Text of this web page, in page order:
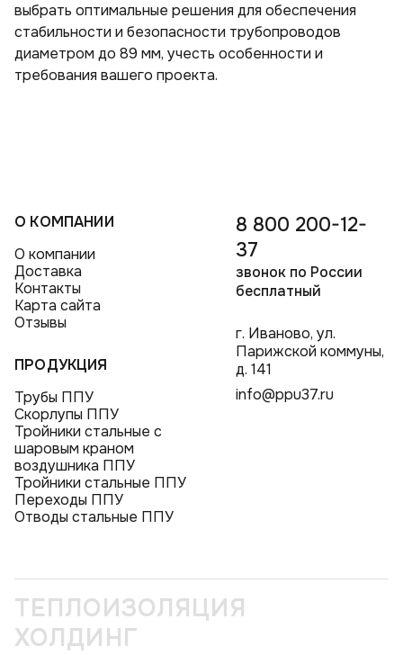
выбрать оптимальные решения для обеспечения
стабильности и безопасности трубопроводов
диаметром до 89 мм, учесть особенности и
требования вашего проекта.
О КОМПАНИИ
О компании
Доставка
Контакты
Карта сайта
Отзывы
ПРОДУКЦИЯ
Трубы ППУ
Скорлупы ППУ
Тройники стальные с
шаровым краном
воздушника ППУ
Тройники стальные ППУ
Переходы ППУ
Отводы стальные ППУ
8 800 200-12-
37
звонок по России
бесплатный
г. Иваново, ул.
Парижской коммуны,
д. 141
info@ppu37.ru
ТЕПЛОИЗОЛЯЦИЯ
ХОЛДИНГ